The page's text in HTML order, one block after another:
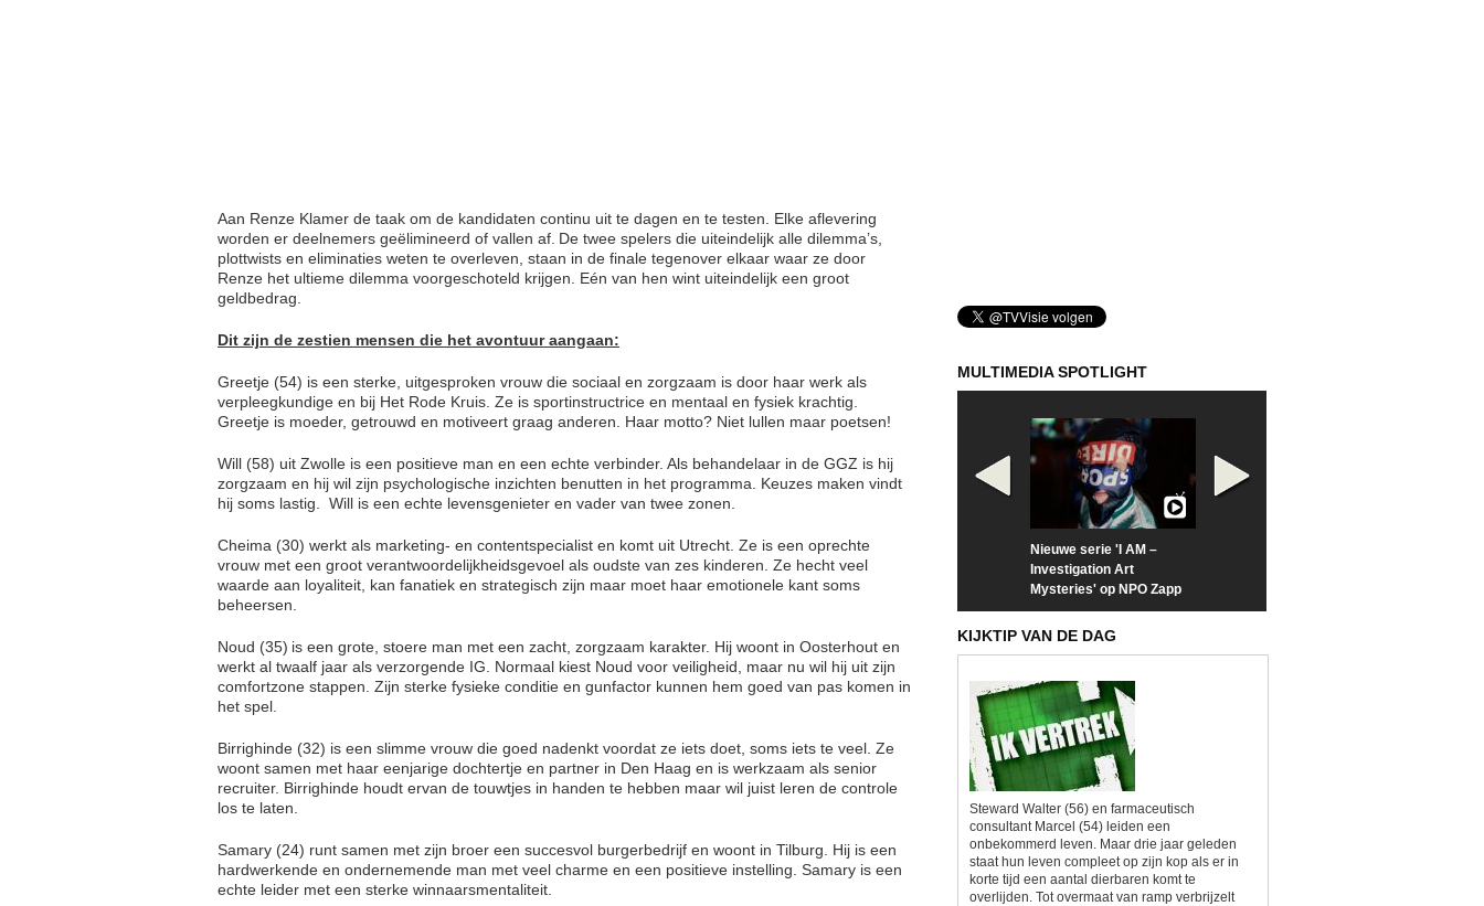
Aan Renze Klamer de taak om de kandidaten continu uit te dagen en te testen. Elke aflevering
worden er deelnemers geëlimineerd of vallen af. De twee spelers die uiteindelijk alle dilemma’s,
plottwists en eliminaties weten te overleven, staan in de finale tegenover elkaar waar ze door
Renze het ultieme dilemma voorgeschoteld krijgen. Eén van hen wint uiteindelijk een groot
geldbedrag.
Dit zijn de zestien mensen die het avontuur aangaan:
Greetje (54) is een sterke, uitgesproken vrouw die sociaal en zorgzaam is door haar werk als
verpleegkundige en bij Het Rode Kruis. Ze is sportinstructrice en mentaal en fysiek krachtig.
Greetje is moeder, getrouwd en motiveert graag anderen. Haar motto? Niet lullen maar poetsen!
Will (58) uit Zwolle is een positieve man en een echte verbinder. Als behandelaar in de GGZ is hij
zorgzaam en hij wil zijn psychologische inzichten benutten in het programma. Keuzes maken vindt
hij soms lastig. Will is een echte levensgenieter en vader van twee zonen.
Cheima (30) werkt als marketing- en contentspecialist en komt uit Utrecht. Ze is een oprechte
vrouw met een groot verantwoordelijkheidsgevoel als oudste van zes kinderen. Ze hecht veel
waarde aan loyaliteit, kan fanatiek en strategisch zijn maar moet haar emotionele kant soms
beheersen.
Noud (35) is een grote, stoere man met een zacht, zorgzaam karakter. Hij woont in Oosterhout en
werkt al twaalf jaar als verzorgende IG. Normaal kiest Noud voor veiligheid, maar nu wil hij uit zijn
comfortzone stappen. Zijn sterke fysieke conditie en gunfactor kunnen hem goed van pas komen in
het spel.
Birrighinde (32) is een slimme vrouw die goed nadenkt voordat ze iets doet, soms iets te veel. Ze
woont samen met haar eenjarige dochtertje en partner in Den Haag en is werkzaam als senior
recruiter. Birrighinde houdt ervan de touwtjes in handen te hebben maar wil juist leren de controle
los te laten.
Samary (24) runt samen met zijn broer een succesvol burgerbedrijf en woont in Tilburg. Hij is een
hardwerkende en ondernemende man met veel charme en een positieve instelling. Samary is een
echte leider met een sterke winnaarsmentaliteit.
MULTIMEDIA SPOTLIGHT
Nieuwe serie 'I AM –
Investigation Art
Mysteries' op NPO Zapp
KIJKTIP VAN DE DAG
Steward Walter (56) en farmaceutisch
consultant Marcel (54) leiden een
onbekommerd leven. Maar drie jaar geleden
staat hun leven compleet op zijn kop als er in
korte tijd een aantal dierbaren komt te
overlijden. Tot overmaat van ramp verbrijzelt